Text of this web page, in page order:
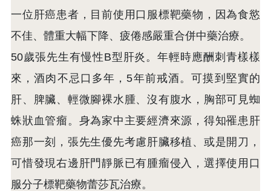
一位肝癌患者，目前使用口服標靶藥物，因為食慾
不佳、體重大幅下降、疲倦感嚴重合併中藥治療。
50歲張先生有慢性B型肝炎。年輕時應酬刺青樣樣
來，酒肉不忌口多年，5年前戒酒。可摸到堅實的
肝、脾臟、輕微腳裸水腫、沒有腹水，胸部可見蜘
蛛狀血管瘤。身為家中主要經濟來源，得知罹患肝
癌那一刻，張先生優先考慮肝臟移植、或是開刀，
可惜發現右邊肝門靜脈已有腫瘤侵入，選擇使用口
服分子標靶藥物蕾莎瓦治療。